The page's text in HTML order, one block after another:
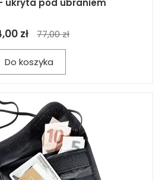
ukryta pod ubraniem
zł 77,00 zł
Do koszyka